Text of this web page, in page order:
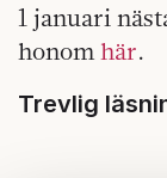
1 januari
honomhär.
Trevlig